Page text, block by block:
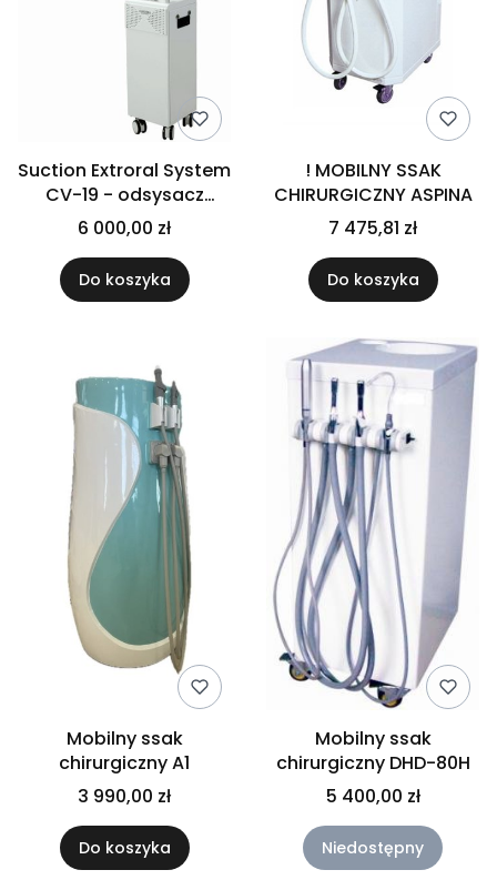
Suction Extroral System
CV-19 - odsysacz
patogenów
rozprzestrzenianych w
formie kropelkowej
6 000,00 zł
Do koszyka
! MOBILNY SSAK
CHIRURGICZNY ASPINA
7 475,81 zł
Do koszyka
Mobilny ssak
chirurgiczny A1
3 990,00 zł
Do koszyka
Mobilny ssak
chirurgiczny DHD-80H
5 400,00 zł
Niedostępny